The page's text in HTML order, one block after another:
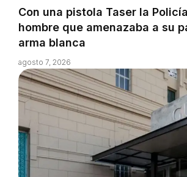
Con una pistola Taser la
hombre que amenazaba a su
arma blanca
agosto 7, 2026